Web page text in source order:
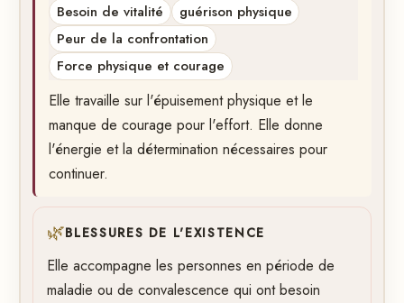
Besoin de vitalité
guérison physique
Peur de la confrontation
Force physique et courage
Elle travaille sur l'épuisement physique et le
manque de courage pour l'effort. Elle donne
l'énergie et la détermination nécessaires pour
continuer.
🌿BLESSURES DE L'EXISTENCE
Elle accompagne les personnes en période de
maladie ou de convalescence qui ont besoin